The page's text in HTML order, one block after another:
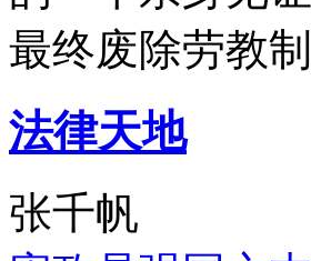
最终废除劳教制
法律天地
张千帆